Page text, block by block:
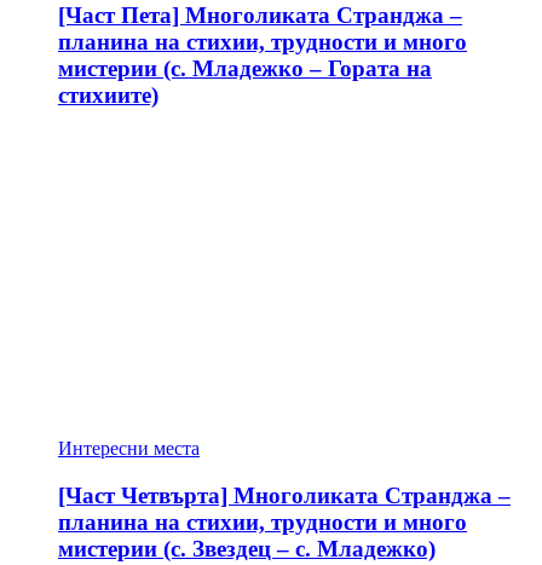
[Част Пета] Многоликата Странджа –
планина на стихии, трудности и много
мистерии (с. Младежко – Гората на
стихиите)
Интересни места
[Част Четвърта] Многоликата Странджа –
планина на стихии, трудности и много
мистерии (с. Звездец – с. Младежко)